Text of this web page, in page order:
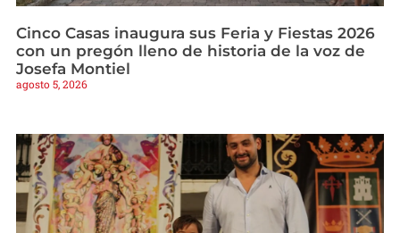
Cinco Casas inaugura sus Feria y Fiestas 2026
con un pregón lleno de historia de la voz de
Josefa Montiel
agosto 5, 2026